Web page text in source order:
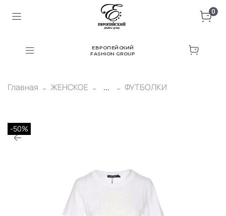
0
ЕВРОПЕЙСКИЙ
FASHION GROUP
Главная ЖЕНСКОЕ ... ФУТБОЛКИ
-50%